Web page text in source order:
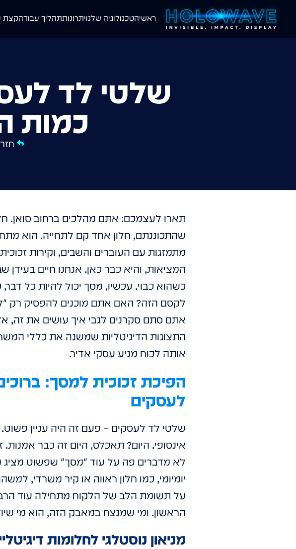
ראשיהטכנולוגיה שלנויתרונותתהליך עבודהקצת
שלטי לד
כמות
תארו לעצמכם: אתם מהלכים ברחוב סואן.
שהתכוננתם, חלון אחד קם לתחייה. הוא
מתמזגות עם העוברים והשבים, וקירות
המציאות, והיא כבר כאן. אנחנו חיים
כשהוא כבוי. עכשיו, מסך יכול להיות כל
לקסם הזה? האם אתם מוכנים להפסיק רק
אתם סתם סקרנים לגבי איך עושים את זה,
התצוגות הדיגיטליות שמשנה את כללי
אותה לכוח מניע עסקי אדיר.
הפיכת זכוכית למסך:
לעסקים
שלטי לד לעסקים – פעם זה היה עניין
אינסופי. היום? תאכלס, היום זה כבר אמנות.
לא מדברים פה על עוד "מסך" שפשוט מציג
יומיומי, כמו חלון ראווה או קיר משרדי,
על תשומת הלב של הלקוח מתחילה עוד
הראשון. ומי שמנצח במאבק הזה, הוא מי
מניאון נוסטלגי לחלומות